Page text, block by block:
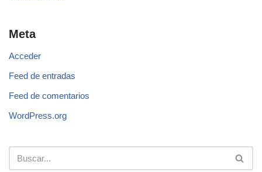
Meta
Acceder
Feed de entradas
Feed de comentarios
WordPress.org